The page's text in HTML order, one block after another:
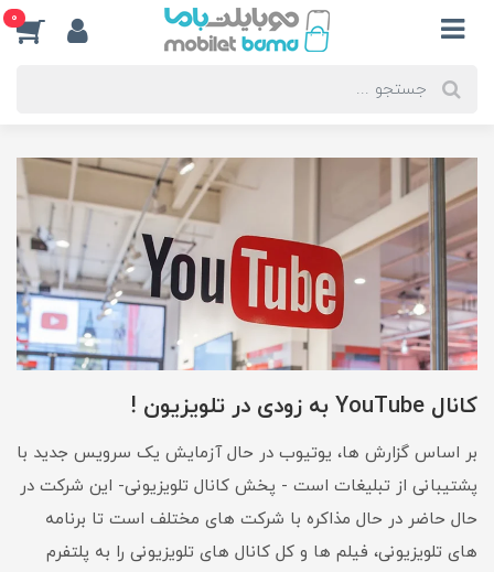
0
کانال YouTube به زودی در تلویزیون !
بر اساس گزارش ها، یوتیوب در حال آزمایش یک سرویس جدید با
پشتیبانی از تبلیغات است - پخش کانال تلویزیونی- این شرکت در
حال حاضر در حال مذاکره با شرکت های مختلف است تا برنامه
های تلویزیونی، فیلم ها و کل کانال های تلویزیونی را به پلتفرم